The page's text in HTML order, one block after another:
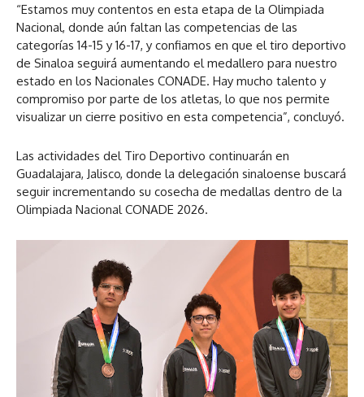
“Estamos muy contentos en esta etapa de la Olimpiada
Nacional, donde aún faltan las competencias de las
categorías 14-15 y 16-17, y confiamos en que el tiro deportivo
de Sinaloa seguirá aumentando el medallero para nuestro
estado en los Nacionales CONADE. Hay mucho talento y
compromiso por parte de los atletas, lo que nos permite
visualizar un cierre positivo en esta competencia”, concluyó.
Las actividades del Tiro Deportivo continuarán en
Guadalajara, Jalisco, donde la delegación sinaloense buscará
seguir incrementando su cosecha de medallas dentro de la
Olimpiada Nacional CONADE 2026.